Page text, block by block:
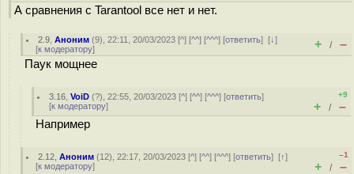
А сравнения с Tarantool все нет и нет.
2.9 ,Аноним (9), 22:11, 20/03/2023 [^] [^^] [^^^] [ответить][↓]
[к модератору] + / –
Паук мощнее
3.16 ,VoiD (?), 22:55, 20/03/2023 [^] [^^] [^^^] [ответить]
[к модератору]
+9
+ / –
Например
2.12 ,Аноним (12), 22:17, 20/03/2023 [^] [^^] [^^^] [ответить][↑]
[к модератору]
–1
+ / –